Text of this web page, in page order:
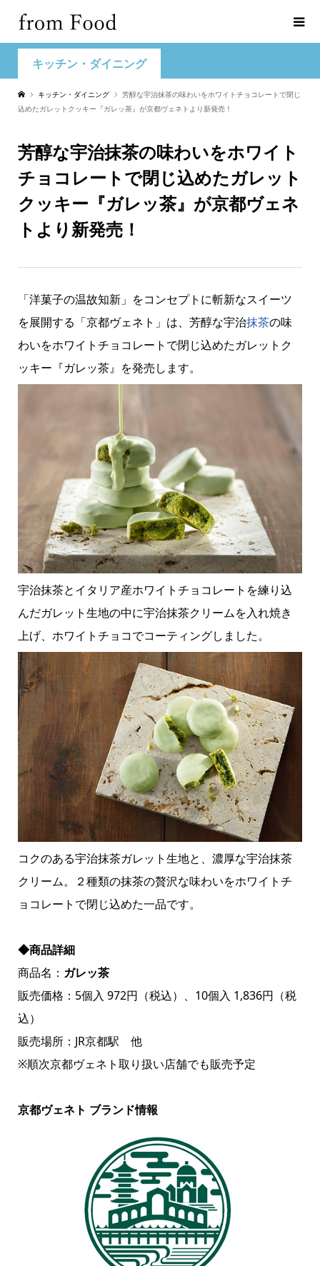
キッチン・ダイニング
キッチン・ダイニング
芳醇な宇治抹茶の味わいをホワイトチョコレートで閉じ
込めたガレットクッキー『ガレッ茶』が京都ヴェネトより新発売！
芳醇な宇治抹茶の味わいをホワイト
チョコレートで閉じ込めたガレット
クッキー『ガレッ茶』が京都ヴェネ
トより新発売！
「洋菓子の温故知新」をコンセプトに斬新なスイーツ
を展開する「京都ヴェネト」は、芳醇な宇治抹茶の味
わいをホワイトチョコレートで閉じ込めたガレットク
ッキー『ガレッ茶』を発売します。
宇治抹茶とイタリア産ホワイトチョコレートを練り込
んだガレット生地の中に宇治抹茶クリームを入れ焼き
上げ、ホワイトチョコでコーティングしました。
コクのある宇治抹茶ガレット生地と、濃厚な宇治抹茶
クリーム。２種類の抹茶の贅沢な味わいをホワイトチ
ョコレートで閉じ込めた一品です。
◆商品詳細
商品名： ガレッ茶
販売価格：5個入 972円（税込）、10個入 1,836円（税
込）
販売場所：JR京都駅 他
※順次京都ヴェネト取り扱い店舗でも販売予定
京都ヴェネト ブランド情報